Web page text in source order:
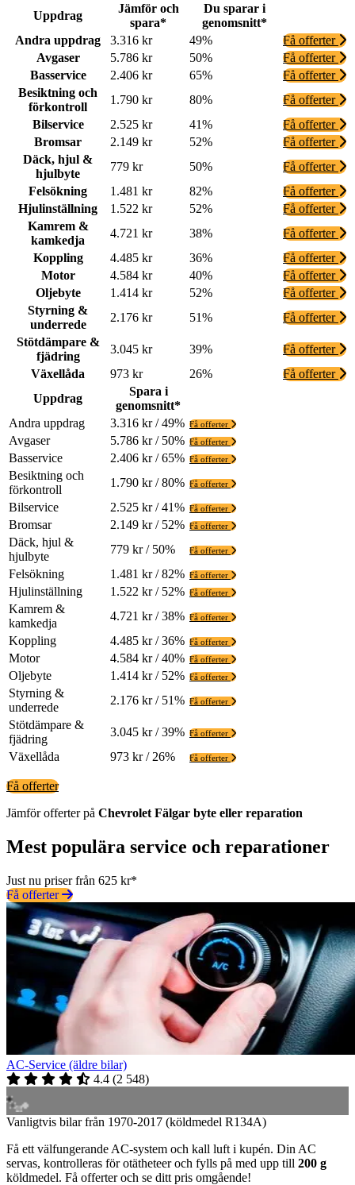
Uppdrag
Jämför och
spara*
Du sparar i
genomsnitt*
Andra uppdrag
3.316 kr 49%
Få offerter
Avgaser
5.786 kr 50%
Få offerter
Basservice
2.406 kr 65%
Få offerter
Besiktning och
förkontroll
1.790 kr 80%
Få offerter
Bilservice
2.525 kr 41%
Få offerter
Bromsar
2.149 kr 52%
Få offerter
Däck, hjul &
hjulbyte
779 kr 50%
Få offerter
Felsökning
1.481 kr 82%
Få offerter
Hjulinställning
1.522 kr 52%
Få offerter
Kamrem &
kamkedja
4.721 kr 38%
Få offerter
Koppling
4.485 kr 36%
Få offerter
Motor
4.584 kr 40%
Få offerter
Oljebyte
1.414 kr 52%
Få offerter
Styrning &
underrede
2.176 kr 51%
Få offerter
Stötdämpare &
fjädring
3.045 kr 39%
Få offerter
Växellåda
973 kr 26%
Få offerter
Uppdrag
Spara i
genomsnitt*
Andra uppdrag
3.316 kr / 49% Få offerter
Avgaser 5.786 kr / 50% Få offerter
Basservice 2.406 kr / 65% Få offerter
Besiktning och
förkontroll
1.790 kr / 80% Få offerter
Bilservice 2.525 kr / 41% Få offerter
Bromsar 2.149 kr / 52% Få offerter
Däck, hjul &
hjulbyte
779 kr / 50% Få offerter
Felsökning 1.481 kr / 82% Få offerter
Hjulinställning 1.522 kr / 52% Få offerter
Kamrem &
kamkedja
4.721 kr / 38% Få offerter
Koppling 4.485 kr / 36% Få offerter
Motor 4.584 kr / 40% Få offerter
Oljebyte 1.414 kr / 52% Få offerter
Styrning &
underrede
2.176 kr / 51% Få offerter
Stötdämpare &
fjädring
3.045 kr / 39% Få offerter
Växellåda 973 kr / 26% Få offerter
Få offerter
Jämför offerter på Chevrolet Fälgar byte eller reparation
Mest populära service och reparationer
Just nu priser från 625 kr*
Få offerter
AC-Service (äldre bilar)
4.4 (2 548)
Vanligtvis bilar från 1970-2017 (köldmedel R134A)
Få ett välfungerande AC-system och kall luft i kupén. Din AC
servas, kontrolleras för otätheteer och fylls på med upp till 200 g
köldmedel. Få offerter och se ditt pris omgående!